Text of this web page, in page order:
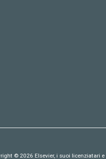
© 2026 Elsevier, i suoi